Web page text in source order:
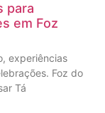
para
em Foz
experiências
Foz do
Tá